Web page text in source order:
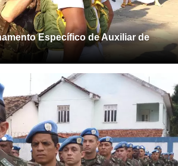
Específico de Auxiliar de